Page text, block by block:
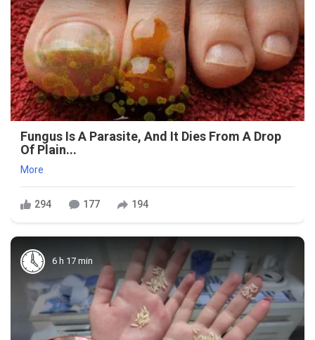
Fungus Is A Parasite, And It Dies From A Drop
Of Plain...
More
294 177 194
6 h 17 min